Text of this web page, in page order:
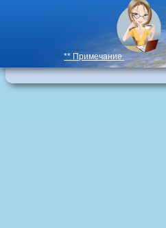
** Примечание.